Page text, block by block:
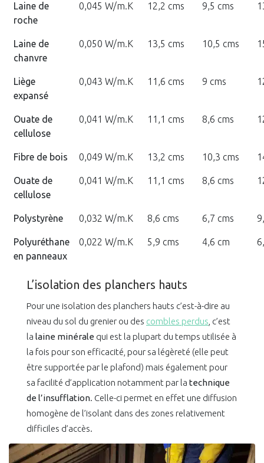
Laine de
roche
0,045 W/m.K 12,2 cms 9,5 cms
Laine de
chanvre
0,050 W/m.K 13,5 cms 10,5 cms
Liège
expansé
0,043 W/m.K 11,6 cms 9 cms
Ouate de
cellulose
0,041 W/m.K 11,1 cms 8,6 cms
Fibre de bois 0,049 W/m.K 13,2 cms 10,3 cms
Ouate de
cellulose
0,041 W/m.K 11,1 cms 8,6 cms
Polystyrène 0,032 W/m.K 8,6 cms 6,7 cms
Polyuréthane
en panneaux
0,022 W/m.K 5,9 cms 4,6 cm
L’isolation des planchers hauts
Pour une isolation des planchers hauts c’est-à-dire au
niveau du sol du grenier ou des combles perdus , c’est
la laine minérale qui est la plupart du temps utilisée à
la fois pour son efficacité, pour sa légèreté (elle peut
être supportée par le plafond) mais également pour
sa facilité d’application notamment par la technique
de l’insufflation. Celle-ci permet en effet une diffusion
homogène de l’isolant dans des zones relativement
difficiles d’accès.